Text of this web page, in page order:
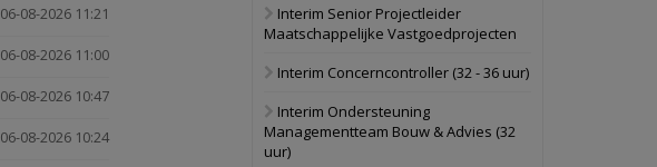
06-08-2026 11:21
06-08-2026 11:00
06-08-2026 10:47
06-08-2026 10:24
28 september 2026
Grootschalig
bedrijventerrein
Bekijk
Schuinesloot
27 augustus 2026 Binnenvaartschip
Interim Senior Projectleider
Maatschappelijke Vastgoedprojecten
Interim Concerncontroller (32 - 36 uur)
Interim Ondersteuning
Managementteam Bouw & Advies (32
uur)